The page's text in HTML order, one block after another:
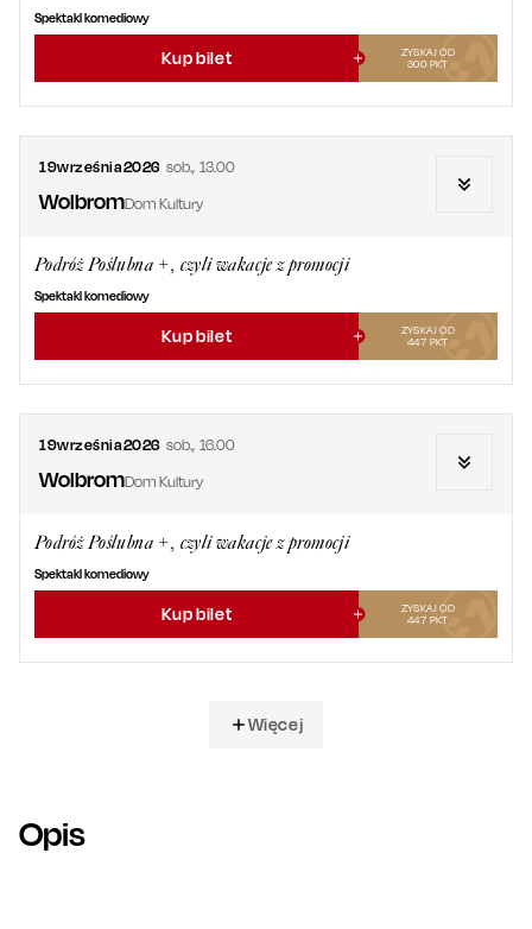
Spektakl komediowy
Kup bilet
ZYSKAJ OD
300 PKT
19września2026 sob., 13.00
WolbromDom Kultury
Podróż Poślubna +, czyli wakacje z promocji
Spektakl komediowy
Kup bilet
ZYSKAJ OD
447 PKT
19września2026 sob., 16.00
WolbromDom Kultury
Podróż Poślubna +, czyli wakacje z promocji
Spektakl komediowy
Kup bilet
ZYSKAJ OD
447 PKT
Więcej
Opis